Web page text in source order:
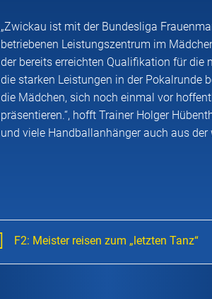
„Zwickau ist mit der Bundesliga
betriebenen Leistungszentrum im
der bereits erreichten Qualifikation für
die starken Leistungen in der Pokalrunde
die Mädchen, sich noch einmal vor
präsentieren.“, hofft Trainer Holger
und viele Handballanhänger auch aus der
F2: Meister reisen zum „letzten Tanz“